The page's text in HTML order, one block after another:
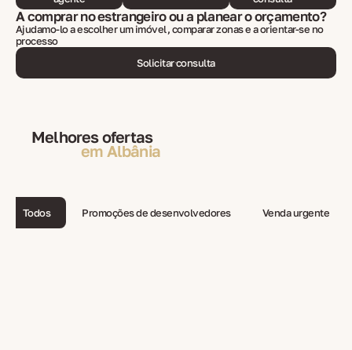
A comprar no estrangeiro ou a planear o orçamento?
Ajudamo-lo a escolher um imóvel, comparar zonas e a orientar-se no
processo
Solicitar consulta
Melhores ofertas
em Albânia
Todos Promoções de desenvolvedores Venda urgente